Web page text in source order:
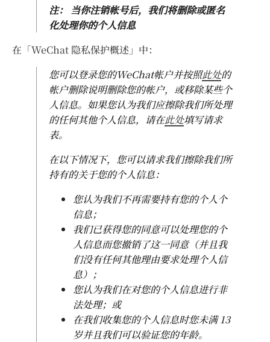
注： 当你注销帐号后，我们将删除或匿名
化处理你的个人信息
在「WeChat 隐私保护概述」中：
您可以登录您的WeChat帐户并按照此处的
帐户删除说明删除您的帐户，或移除某些个
人信息。如果您认为我们应擦除我们所处理
的任何其他个人信息，请在此处填写请求
表。
在以下情况下，您可以请求我们擦除我们所
持有的关于您的个人信息：
您认为我们不再需要持有您的个人个
信息；
我们已获得您的同意可以处理您的个
人信息而您撤销了这一同意（并且我
们没有任何其他理由要求处理个人信
息）；
您认为我们在对您的个人信息进行非
法处理；或
在我们收集您的个人信息时您未满 13
岁并且我们可以验证您的年龄。